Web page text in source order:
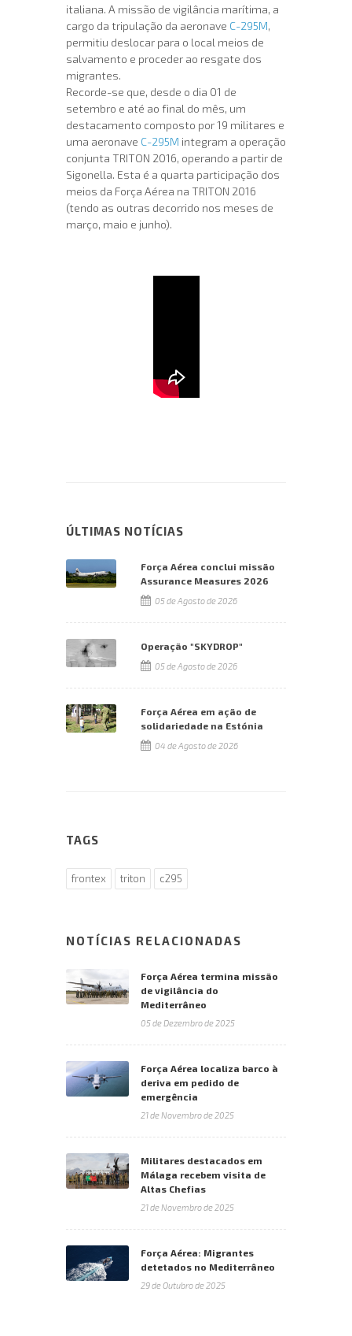
italiana. A missão de vigilância marítima, a
cargo da tripulação da aeronave C-295M,
permitiu deslocar para o local meios de
salvamento e proceder ao resgate dos
migrantes.
Recorde-se que, desde o dia 01 de
setembro e até ao final do mês, um
destacamento composto por 19 militares e
uma aeronave C-295M integram a operação
conjunta TRITON 2016, operando a partir de
Sigonella. Esta é a quarta participação dos
meios da Força Aérea na TRITON 2016
(tendo as outras decorrido nos meses de
março, maio e junho).
ÚLTIMAS NOTÍCIAS
Força Aérea conclui missão
Assurance Measures 2026
05 de Agosto de 2026
Operação "SKYDROP"
05 de Agosto de 2026
Força Aérea em ação de
solidariedade na Estónia
04 de Agosto de 2026
TAGS
frontex triton c295
NOTÍCIAS RELACIONADAS
Força Aérea termina missão
de vigilância do
Mediterrâneo
05 de Dezembro de 2025
Força Aérea localiza barco à
deriva em pedido de
emergência
21 de Novembro de 2025
Militares destacados em
Málaga recebem visita de
Altas Chefias
21 de Novembro de 2025
Força Aérea: Migrantes
detetados no Mediterrâneo
29 de Outubro de 2025